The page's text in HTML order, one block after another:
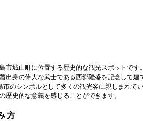
市城山町に位置する歴史的な観光スポットです
出身の偉大な武士である西郷隆盛を記念して建
のシンボルとして多くの観光客に親しまれて
歴史的な意義を感じることができます。
方